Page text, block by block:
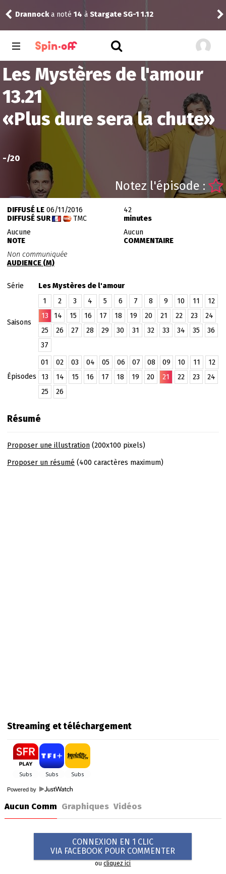
Drannocka noté 14 à Stargate SG-1 1.12
Les Mystères de l'amour
13.21
«Plus dure sera la chute»
-/20
Notez l'épisode :
DIFFUSÉ LE06/11/2016
DIFFUSÉ SUR
TMC
42
minutes
Aucune
NOTE
Aucun
COMMENTAIRE
Non communiquée
AUDIENCE (M)
Série Les Mystères de l'amour
Saisons
1 2 3 4 5 6 7 8 9 10 11
12
13
14 15 16 17 18 19 20 21 22 23
24
25
26 27 28 29 30 31 32 33 34 35
36
37
Épisodes
01 02 03 04 05 06 07 08 09 10 11
12
13
14 15 16 17 18 19 20 21 22 23
24
25
26
Résumé
Proposer une illustration(200x100 pixels)
Proposer un résumé (400 caractères maximum)
Streaming et téléchargement
Powered by
Aucun Comm Graphiques Vidéos
CONNEXION EN 1 CLIC
VIA FACEBOOK POUR COMMENTER
oucliquez ici